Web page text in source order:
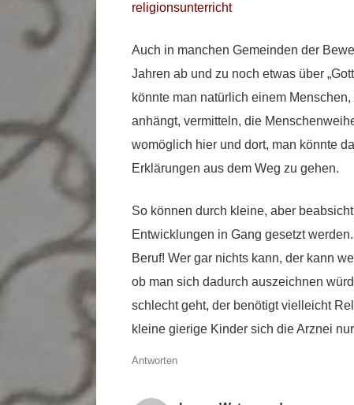
religionsunterricht
Auch in manchen Gemeinden der
Jahren ab und zu noch etwas über
könnte man natürlich einem
anhängt, vermitteln, die
womöglich hier und dort, man könnte
Erklärungen aus dem Weg zu gehen.
So können durch kleine, aber
Entwicklungen in Gang gesetzt
Beruf! Wer gar nichts kann, der kann
ob man sich dadurch auszeichnen
schlecht geht, der benötigt vielleicht
kleine gierige Kinder sich die Arznei
Antworten